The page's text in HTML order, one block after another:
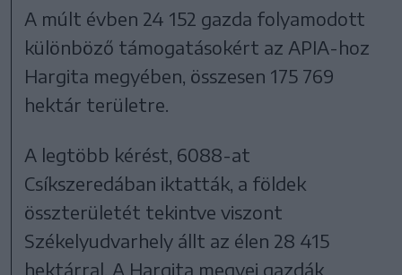
A múlt évben 24 152 gazda folyamodott
különböző támogatásokért az APIA-hoz
Hargita megyében, összesen 175 769
hektár területre.
A legtöbb kérést, 6088-at
Csíkszeredában iktatták, a földek
összterületét tekintve viszont
Székelyudvarhely állt az élen 28 415
hektárral. A Hargita megyei gazdák